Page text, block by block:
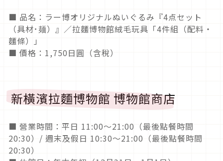
■ 品名：ラー博オリジナルぬいぐるみ『4点セット
（具材･麺）』／拉麵博物館絨毛玩具「4件組（配料・
麵條）」
■ 價格：1,750日圓（含稅）
新橫濱拉麵博物館 博物館商店
■ 營業時間：平日 11:00～21:00（最後點餐時間
20:30）/ 週末及假日 10:30～21:00（最後點餐時間
20:30）